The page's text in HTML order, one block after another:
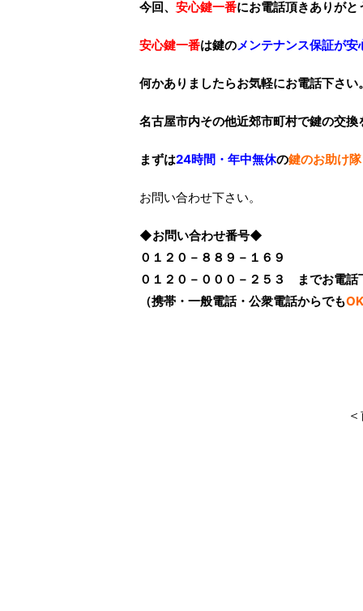
今回、 安心鍵一番にお電話頂きありがと
安心鍵一番は鍵のメンテナンス保証が安
何かありましたらお気軽にお電話下さい
名古屋市内その他近郊市町村で鍵の交換
まずは24時間・年中無休の鍵のお助け隊
お問い合わせ下さい。
◆お問い合わせ番号◆
０１２０－８８９－１６９
０１２０－０００－２５３ までお電話
（携帯・一般電話・公衆電話からでもOK